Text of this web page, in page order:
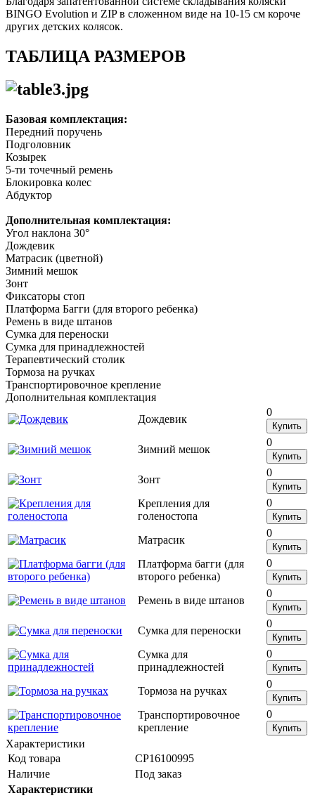
BINGO Evolution и ZIP в сложенном виде на 10-15 см короче
других детских колясок.
ТАБЛИЦА РАЗМЕРОВ
Базовая комплектация:
Передний поручень
Подголовник
Козырек
5-ти точечный ремень
Блокировка колес
Абдуктор
Дополнительная комплектация:
Угол наклона 30°
Дождевик
Матрасик (цветной)
Зимний мешок
Зонт
Фиксаторы стоп
Платформа Багги (для второго ребенка)
Ремень в виде штанов
Сумка для переноски
Сумка для принадлежностей
Терапевтический столик
Тормоза на ручках
Транспортировочное крепление
Дополнительная комплектация
Дождевик
0
Купить
Зимний мешок
0
Купить
Зонт
0
Купить
Крепления для
голеностопа
0
Купить
Матрасик
0
Купить
Платформа багги (для
второго ребенка)
0
Купить
Ремень в виде штанов
0
Купить
Сумка для переноски
0
Купить
Сумка для
принадлежностей
0
Купить
Тормоза на ручках
0
Купить
Транспортировочное
крепление
0
Купить
Характеристики
Код товара
СР16100995
Наличие
Под заказ
Характеристики